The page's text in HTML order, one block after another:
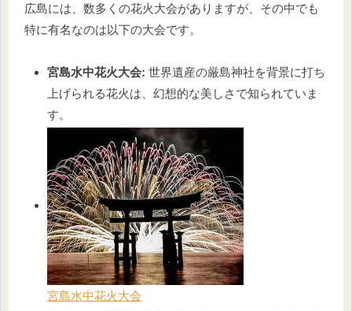
広島には、数多くの花火大会がありますが、その中でも
特に有名なのは以下の大会です。
宮島水中花火大会: 世界遺産の厳島神社を背景に打ち
上げられる花火は、幻想的な美しさで知られていま
す。
宮島水中花火大会